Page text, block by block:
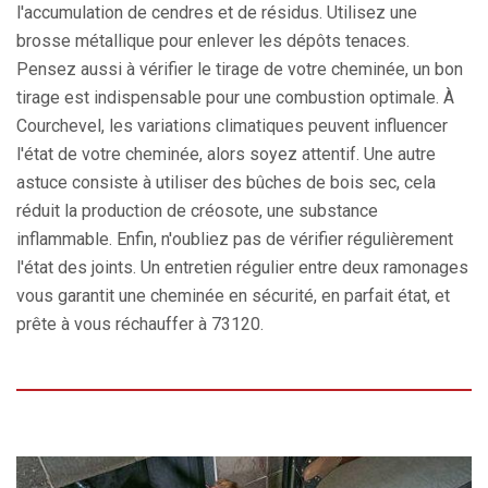
l'accumulation de cendres et de résidus. Utilisez une
brosse métallique pour enlever les dépôts tenaces.
Pensez aussi à vérifier le tirage de votre cheminée, un bon
tirage est indispensable pour une combustion optimale. À
Courchevel, les variations climatiques peuvent influencer
l'état de votre cheminée, alors soyez attentif. Une autre
astuce consiste à utiliser des bûches de bois sec, cela
réduit la production de créosote, une substance
inflammable. Enfin, n'oubliez pas de vérifier régulièrement
l'état des joints. Un entretien régulier entre deux ramonages
vous garantit une cheminée en sécurité, en parfait état, et
prête à vous réchauffer à 73120.